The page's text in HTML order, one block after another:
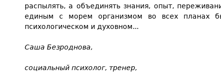
распылять, а объединять знания, опыт,
единым с морем организмом во всех планах
психологическом и духовном...
Саша Безроднова,
социальный психолог, тренер,